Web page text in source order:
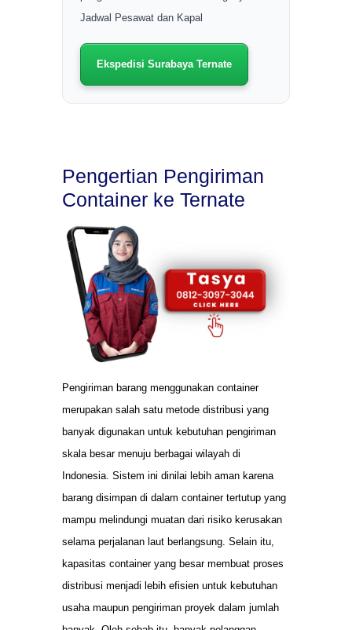
Jadwal Pesawat dan Kapal
Ekspedisi Surabaya Ternate
Pengertian Pengiriman
Container ke Ternate
Pengiriman barang menggunakan container
merupakan salah satu metode distribusi yang
banyak digunakan untuk kebutuhan pengiriman
skala besar menuju berbagai wilayah di
Indonesia. Sistem ini dinilai lebih aman karena
barang disimpan di dalam container tertutup yang
mampu melindungi muatan dari risiko kerusakan
selama perjalanan laut berlangsung. Selain itu,
kapasitas container yang besar membuat proses
distribusi menjadi lebih efisien untuk kebutuhan
usaha maupun pengiriman proyek dalam jumlah